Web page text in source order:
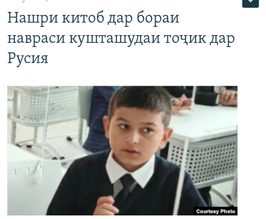
Нашри китоб дар бораи
навраси кушташудаи тоҷик дар
Русия